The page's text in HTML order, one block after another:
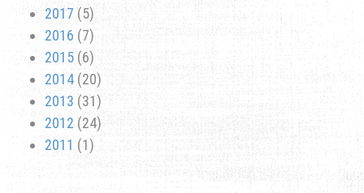
2017(5)
2016 (7)
2015 (6)
2014 (20)
2013 (31)
2012 (24)
2011 (1)